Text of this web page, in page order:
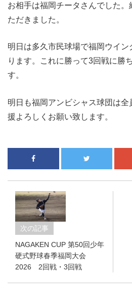
お相手は福岡チータさんでした
ただきました。
明日は多久市民球場で福岡ウイ
ります。これに勝って3回戦に勝
す。
明日も福岡アンビシャス球団は
援よろしくお願い致します。
次の記事
NAGAKEN CUP 第50回少年
硬式野球春季福岡大会
2026 2回戦・3回戦